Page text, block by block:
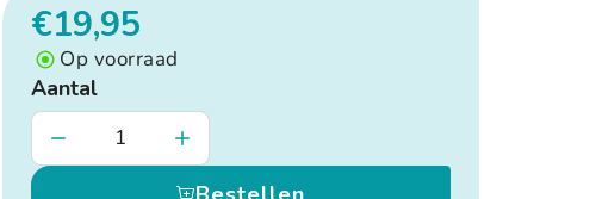
€19,95
Op voorraad
Aantal